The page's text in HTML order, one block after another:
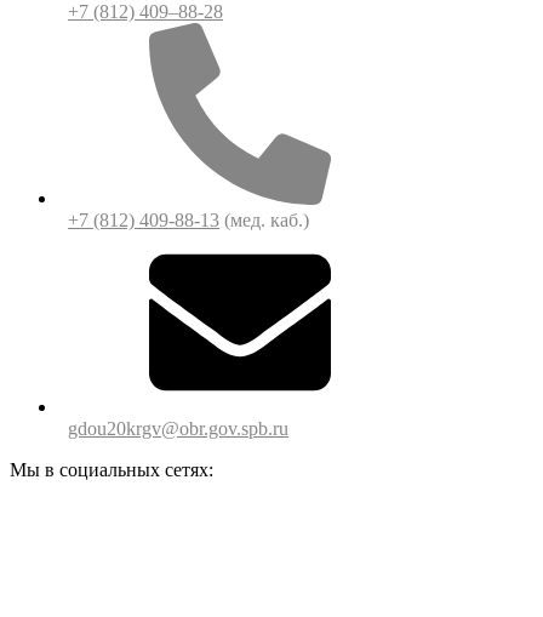
+7 (812) 409–88-28
+7 (812) 409-88-13 (мед. каб.)
gdou20krgv@obr.gov.spb.ru
Мы в социальных сетях: